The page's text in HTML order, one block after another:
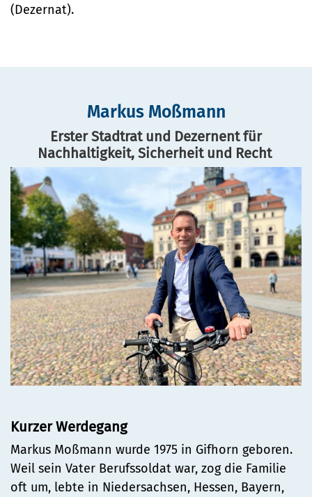
Grünes Lüneburg
Nachhaltigkeit
Straßen- und
Mobilität
Sanierungsgebiete
Wohnen
Sport
Stadtarchiv
Tourismus
Veranstaltungskalender
(Metropolregion HH)
Soziales
Familie und Betreuung
Stadtteilarbeit
Bürger:innenbeteiligung
Ehrenamt
Ordnungsamt
Schiedsamt
Ortsrecht
Straßenreinigung und
Winterdienst
Telefon:
04131 - 309-0
E-Mail:
stadt@stadt.lueneburg.de
Anschrift:
Am Ochsenmarkt 1
21335 Lüneburg
(Dezernat).
Markus Moßmann
Erster Stadtrat und Dezernent für
Nachhaltigkeit, Sicherheit und Recht
Kurzer Werdegang
Markus Moßmann wurde 1975 in Gifhorn geboren.
Weil sein Vater Berufssoldat war, zog die Familie
oft um, lebte in Niedersachsen, Hessen, Bayern,